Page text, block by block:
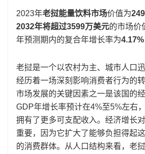
2023年老挝能量饮料市场价值为
2032年将超过3599万美元的市场价
年预测期内的复合年增长率为4.17%
老挝是一个以农村为主、城市人口
经历着一场深刻影响消费者行为的
市场发展的关键因素之一是该国的
GDP年增长率预计在4%至5%左右
拥有了更多可支配收入。经济增长
重要，因为它扩大了能够负担得起
的消费群体。从人口结构来看，老